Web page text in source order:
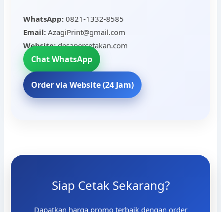
WhatsApp:0821-1332-8585
Email:AzagiPrint@gmail.com
Website:desapercetakan.com
Chat WhatsApp
Order via Website (24 Jam)
Siap Cetak Sekarang?
Dapatkan harga promo terbaik dengan order